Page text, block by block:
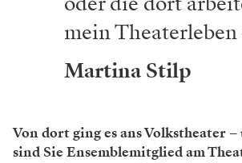
mein Theaterleben
Martina Stilp
Von dort ging es ans Volkstheater –
sind Sie Ensemblemitglied am